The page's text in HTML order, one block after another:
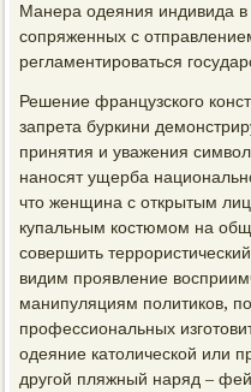
Манера одеяния индивида
сопряженных с
регламентироваться
Решение французского
запрета буркини
принятия и уважения
наносят ущерба
что женщина с открытым
купальным костюмом на
совершить
видим проявление
манипуляциям политиков,
профессиональных
одеяние католической или
другой пляжный наряд –